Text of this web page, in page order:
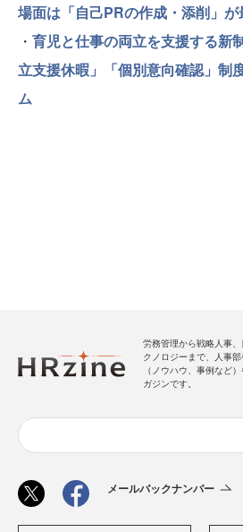
場面は「自己PRの作成・添削」
・ 育児と仕事の両立を支援する
立支援休暇」「個別意向確認」制
ム
労務管理から戦略人事
クノロジーまで、人事
（ノウハウ、事例など
ガジンです。
メールバックナンバー